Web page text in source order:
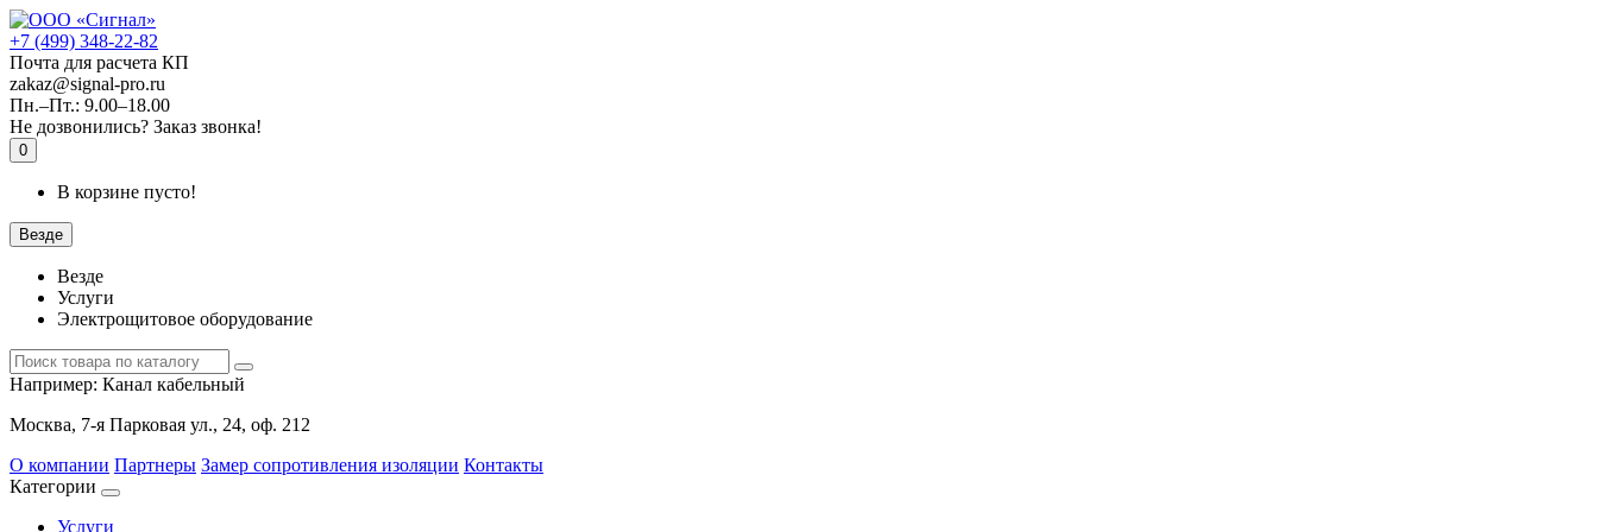
+7 (499) 348-22-82
Почта для расчета КП
zakaz@signal-pro.ru
Пн.–Пт.: 9.00–18.00
Не дозвонились? Заказ звонка!
0
В корзине пусто!
Везде
Везде
Услуги
Электрощитовое оборудование
Например: Канал кабельный
Москва, 7-я Парковая ул., 24, оф. 212
О компании Партнеры Замер сопротивления изоляции Контакты
Категории
Услуги